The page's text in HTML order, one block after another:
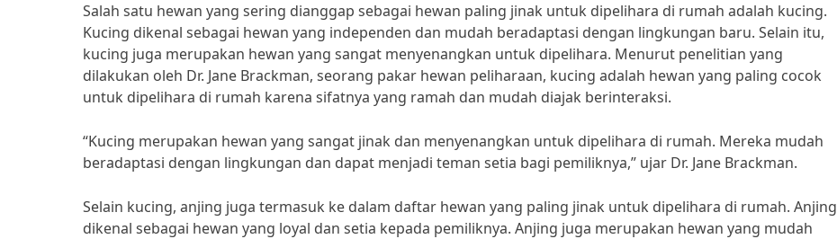
Salah satu hewan yang sering dianggap sebagai hewan paling jinak untuk dipelihara di rumah adalah kucing.
Kucing dikenal sebagai hewan yang independen dan mudah beradaptasi dengan lingkungan baru. Selain itu,
kucing juga merupakan hewan yang sangat menyenangkan untuk dipelihara. Menurut penelitian yang
dilakukan oleh Dr. Jane Brackman, seorang pakar hewan peliharaan, kucing adalah hewan yang paling cocok
untuk dipelihara di rumah karena sifatnya yang ramah dan mudah diajak berinteraksi.
“Kucing merupakan hewan yang sangat jinak dan menyenangkan untuk dipelihara di rumah. Mereka mudah
beradaptasi dengan lingkungan dan dapat menjadi teman setia bagi pemiliknya,” ujar Dr. Jane Brackman.
Selain kucing, anjing juga termasuk ke dalam daftar hewan yang paling jinak untuk dipelihara di rumah. Anjing
dikenal sebagai hewan yang loyal dan setia kepada pemiliknya. Anjing juga merupakan hewan yang mudah